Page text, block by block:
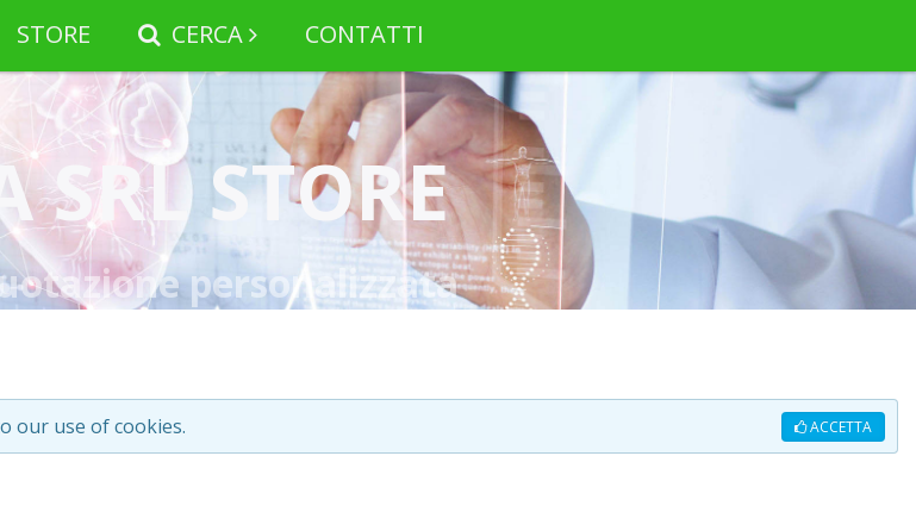
STORE CERCA CONTATTI
SRL STORE
personalizzata
ACCETTA
our use of cookies.